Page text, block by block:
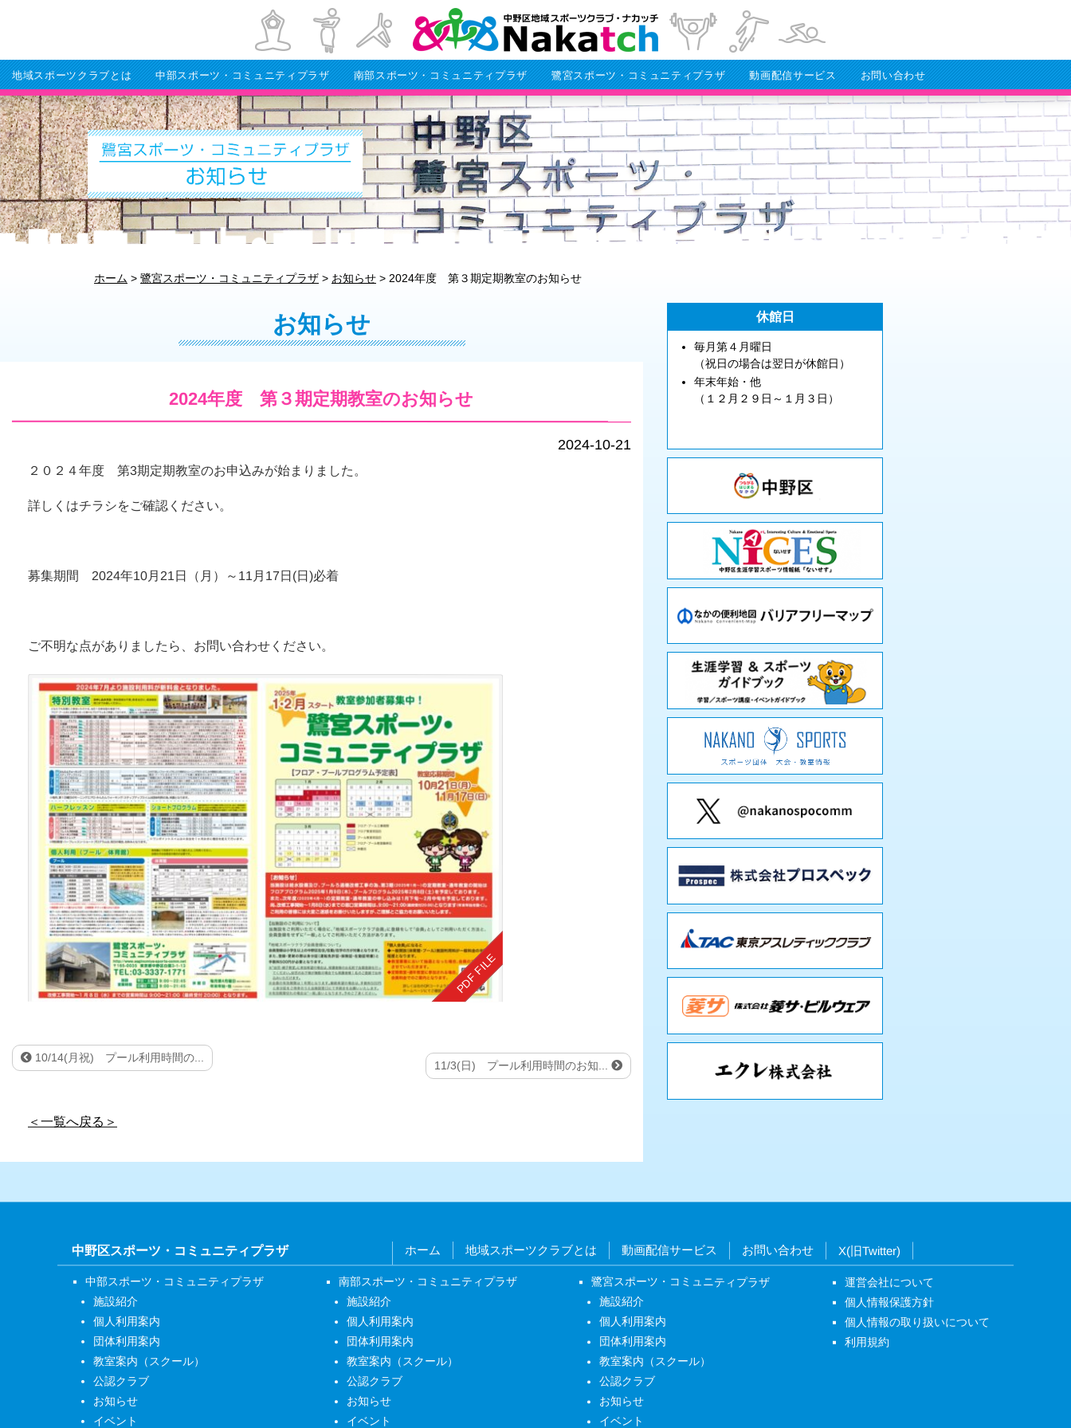
地域スポーツクラブとは 中部スポーツ・コミュニティプラザ 南部スポーツ・コミュニティプラザ 鷺宮スポーツ・コミュニティプラザ 動画配信サービス お問い合わせ
ホーム > 鷺宮スポーツ・コミュニティプラザ > お知らせ > 2024年度 第３期定期教室のお知らせ
お知らせ
2024年度 第３期定期教室のお知らせ
2024-10-21
２０２４年度 第3期定期教室のお申込みが始まりました。
詳しくはチラシをご確認ください。
募集期間 2024年10月21日（月）～11月17日(日)必着
ご不明な点がありましたら、お問い合わせください。
10/14(月祝) プール利用時間の...
11/3(日) プール利用時間のお知...
＜一覧へ戻る＞
休館日
毎月第４月曜日
（祝日の場合は翌日が休館日）
年末年始・他
（１２月２９日～１月３日）
中野区スポーツ・コミュニティプラザ ホーム 地域スポーツクラブとは 動画配信サービス お問い合わせ X(旧Twitter)
中部スポーツ・コミュニティプラザ
施設紹介
個人利用案内
団体利用案内
教室案内（スクール）
公認クラブ
お知らせ
イベント
南部スポーツ・コミュニティプラザ
施設紹介
個人利用案内
団体利用案内
教室案内（スクール）
公認クラブ
お知らせ
イベント
鷺宮スポーツ・コミュニティプラザ
施設紹介
個人利用案内
団体利用案内
教室案内（スクール）
公認クラブ
お知らせ
イベント
運営会社について
個人情報保護方針
個人情報の取り扱いについて
利用規約